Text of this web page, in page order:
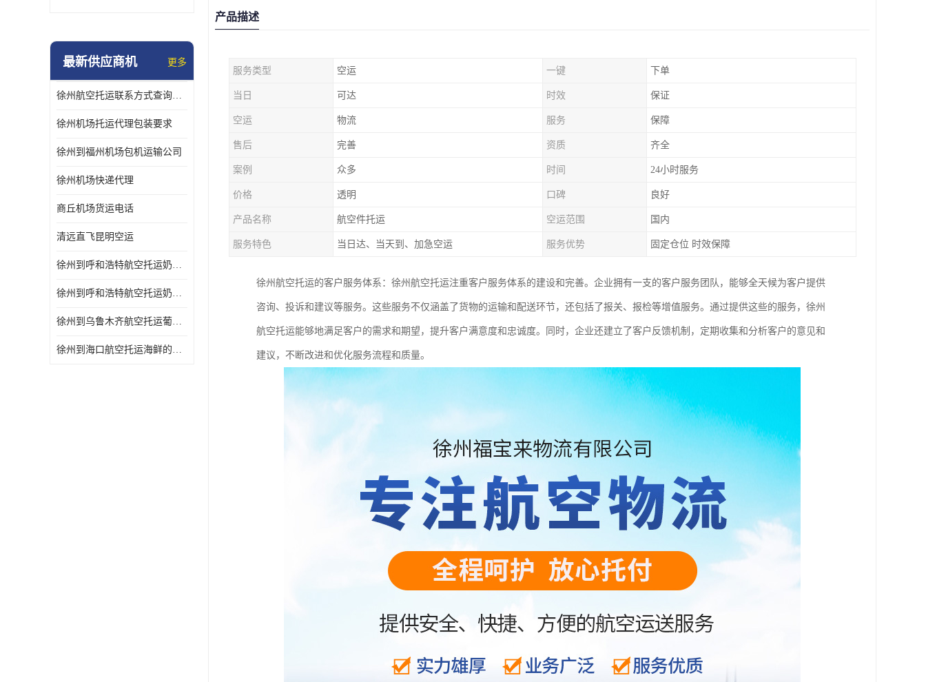
最新供应商机 更多
徐州航空托运联系方式查询网站
徐州机场托运代理包装要求
徐州到福州机场包机运输公司
徐州机场快递代理
商丘机场货运电话
清远直飞昆明空运
徐州到呼和浩特航空托运奶制品的规定 空运专线-一站式服务
徐州到呼和浩特航空托运奶制品的规定 当天办理当天到达
徐州到乌鲁木齐航空托运葡萄干的包装 空运专线-一站式服务
徐州到海口航空托运海鲜的运输时间 空运专线-一站式服务
产品描述
服务类型 空运 一键 下单
当日 可达 时效 保证
空运 物流 服务 保障
售后 完善 资质 齐全
案例 众多 时间 24小时服务
价格 透明 口碑 良好
产品名称 航空件托运 空运范围 国内
服务特色 当日达、当天到、加急空运 服务优势 固定仓位 时效保障
徐州航空托运的客户服务体系：徐州航空托运注重客户服务体系的建设和完善。企业拥有一支的客户服务团队，能够全天候为客户提供
咨询、投诉和建议等服务。这些服务不仅涵盖了货物的运输和配送环节，还包括了报关、报检等增值服务。通过提供这些的服务，徐州
航空托运能够地满足客户的需求和期望，提升客户满意度和忠诚度。同时，企业还建立了客户反馈机制，定期收集和分析客户的意见和
建议，不断改进和优化服务流程和质量。